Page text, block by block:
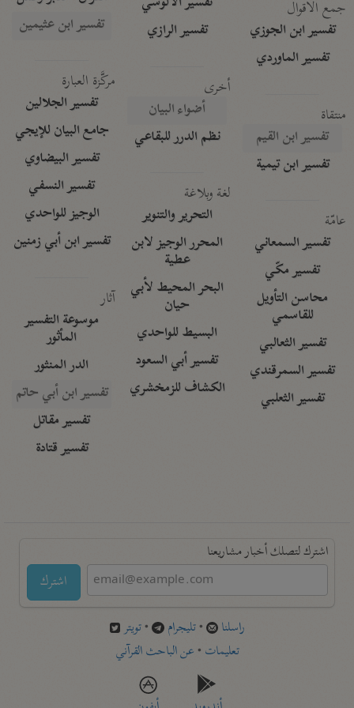
جمع الأقوال
تفسير ابن الجوزي
تفسير الماوردي
منتقاة
تفسير ابن القيم
تفسير ابن تيمية
عامّة
تفسير السمعاني
تفسير مكّي
محاسن التأويل
للقاسمي
تفسير الثعالبي
تفسير السمرقندي
تفسير الثعلبي
تفسير الرازي
أخرى
أضواء البيان
نظم الدرر للبقاعي
لغة وبلاغة
التحرير والتنوير
المحرر الوجيز لابن
عطية
البحر المحيط لأبي
حيان
البسيط للواحدي
تفسير أبي السعود
الكشاف للزمخشري
تفسير ابن عثيمين
مركَّزة العبارة
تفسير الجلالين
جامع البيان للإيجي
تفسير البيضاوي
تفسير النسفي
الوجيز للواحدي
تفسير ابن أبي زمنين
آثار
موسوعة التفسير
المأثور
الدر المنثور
تفسير ابن أبي حاتم
تفسير مقاتل
تفسير قتادة
اشترك لتصلك أخبار مشاريعنا
اشترك
راسلنا •تليجرام •تويتر
تعليمات •عن الباحث القرآني